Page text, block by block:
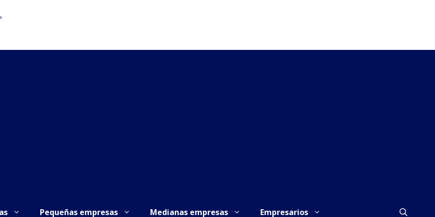
Pequeñas empresas Medianas empresas Empresarios